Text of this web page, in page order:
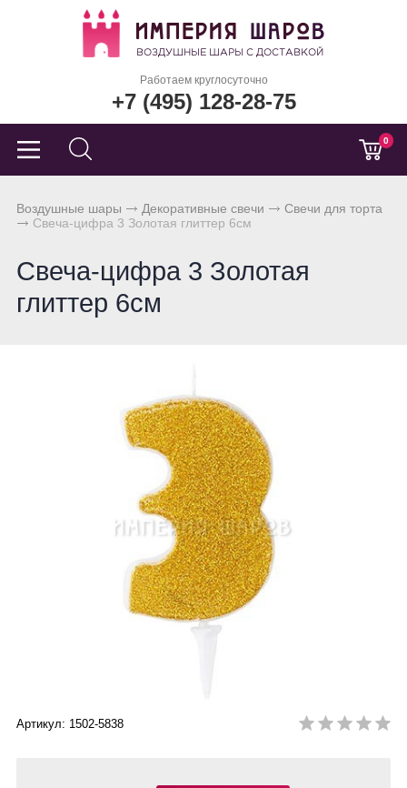
Работаем круглосуточно
+7 (495) 128-28-75
0
Воздушные шары Декоративные свечи
Свечи для торта
Свеча-цифра 3 Золотая глиттер 6см
Свеча-цифра 3 Золотая
глиттер 6см
Артикул: 1502-5838